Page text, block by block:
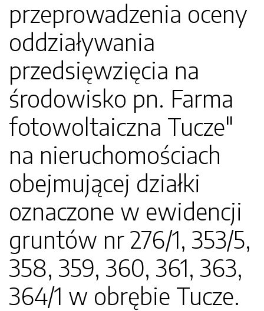
przeprowadzenia oceny
oddziaływania
przedsięwzięcia na
środowisko pn. Farma
fotowoltaiczna Tucze"
na nieruchomościach
obejmującej działki
oznaczone w ewidencji
gruntów nr 276/1, 353/5,
358, 359, 360, 361, 363,
364/1 w obrębie Tucze.